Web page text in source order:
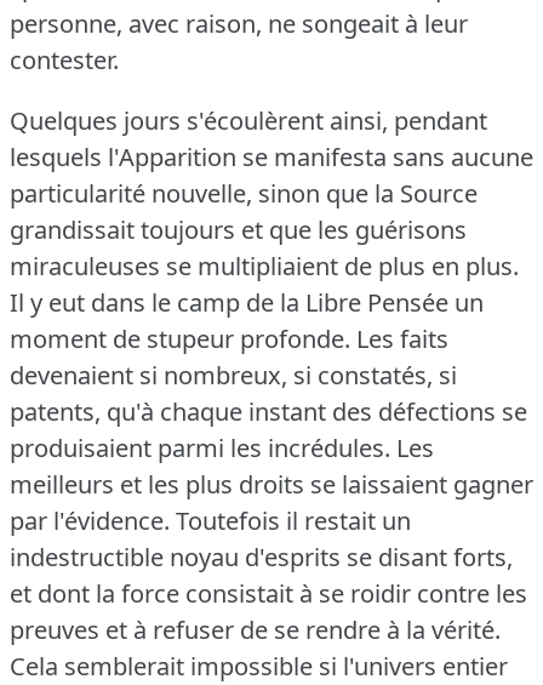
personne, avec raison, ne songeait à leur
contester.
Quelques jours s'écoulèrent ainsi, pendant
lesquels l'Apparition se manifesta sans aucune
particularité nouvelle, sinon que la Source
grandissait toujours et que les guérisons
miraculeuses se multipliaient de plus en plus.
Il y eut dans le camp de la Libre Pensée un
moment de stupeur profonde. Les faits
devenaient si nombreux, si constatés, si
patents, qu'à chaque instant des défections se
produisaient parmi les incrédules. Les
meilleurs et les plus droits se laissaient gagner
par l'évidence. Toutefois il restait un
indestructible noyau d'esprits se disant forts,
et dont la force consistait à se roidir contre les
preuves et à refuser de se rendre à la vérité.
Cela semblerait impossible si l'univers entier